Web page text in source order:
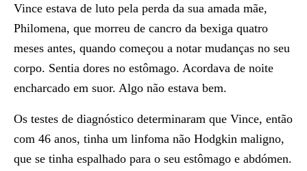
Vince estava de luto pela perda da sua amada mãe,
Philomena, que morreu de cancro da bexiga quatro
meses antes, quando começou a notar mudanças no seu
corpo. Sentia dores no estômago. Acordava de noite
encharcado em suor. Algo não estava bem.
Os testes de diagnóstico determinaram que Vince, então
com 46 anos, tinha um linfoma não Hodgkin maligno,
que se tinha espalhado para o seu estômago e abdómen.